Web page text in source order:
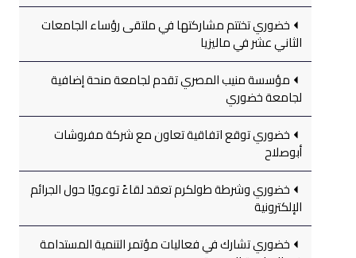
خضوري تختتم مشاركتها في ملتقى رؤساء الجامعات
الثاني عشر في ماليزيا
مؤسسة منيب المصري تقدم لجامعة منحة إضافية
لجامعة خضوري
خضوري توقع اتفاقية تعاون مع شركة مفروشات
أبوصلاح
خضوري وشرطة طولكرم تعقد لقاءً توعويًا حول الجرائم
الإلكترونية
خضوري تشارك في فعاليات مؤتمر التنمية المستدامة